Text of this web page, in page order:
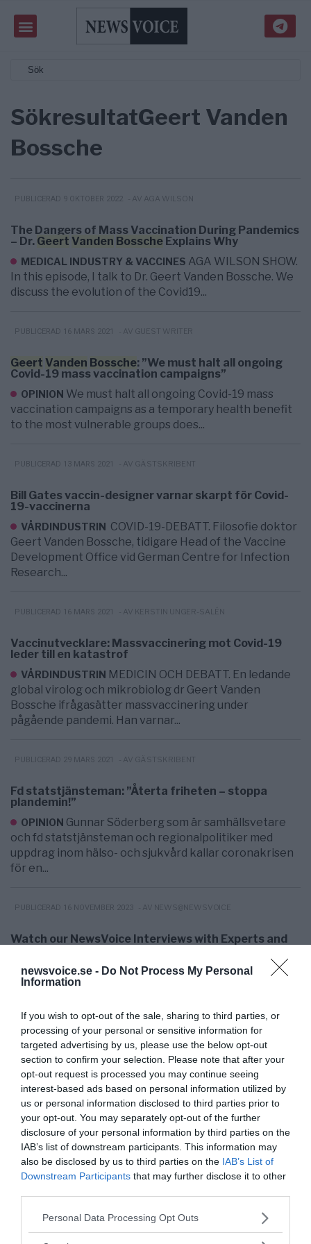
newsvoice.se - Do Not Process My Personal
Information
If you wish to opt-out of the sale, sharing to third parties, or
processing of your personal or sensitive information for
targeted advertising by us, please use the below opt-out
section to confirm your selection. Please note that after your
opt-out request is processed you may continue seeing
interest-based ads based on personal information utilized by
us or personal information disclosed to third parties prior to
your opt-out. You may separately opt-out of the further
disclosure of your personal information by third parties on the
IAB’s list of downstream participants. This information may
also be disclosed by us to third parties on the IAB’s List of
Downstream Participants that may further disclose it to other
Please note that this website/app uses one or more Google
Personal Data Processing Opt Outs
SökresultatGeert Vanden
Bossche
PUBLICERAD 9 OKTOBER 2022 - AV AGA WILSON
The Dangers of Mass Vaccination During Pandemics
– Dr. Geert Vanden Bossche Explains Why
MEDICAL INDUSTRY & VACCINES AGA WILSON SHOW.
In this episode, I talk to Dr. Geert Vanden Bossche. We
discuss the evolution of the Covid19...
PUBLICERAD 16 MARS 2021 - AV GUEST WRITER
Geert Vanden Bossche: ”We must halt all ongoing
Covid-19 mass vaccination campaigns”
OPINION We must halt all ongoing Covid-19 mass
vaccination campaigns as a temporary health benefit
to the most vulnerable groups does...
PUBLICERAD 13 MARS 2021 - AV GÄSTSKRIBENT
Bill Gates vaccin-designer varnar skarpt för Covid-
19-vaccinerna
VÅRDINDUSTRIN COVID-19-DEBATT. Filosofie doktor
Geert Vanden Bossche, tidigare Head of the Vaccine
Development Office vid German Centre for Infection
Research...
PUBLICERAD 16 MARS 2021 - AV KERSTIN UNGER-SALÉN
Vaccinutvecklare: Massvaccinering mot Covid-19
leder till en katastrof
VÅRDINDUSTRIN MEDICIN OCH DEBATT. En ledande
global virolog och mikrobiolog dr Geert Vanden
Bossche ifrågasätter massvaccinering under
pågående pandemi. Han varnar...
PUBLICERAD 29 MARS 2021 - AV GÄSTSKRIBENT
Fd statstjänsteman: ”Återta friheten – stoppa
plandemin!”
OPINION Gunnar Söderberg som är samhällsvetare
och fd statstjänsteman och regionalpolitiker med
uppdrag inom hälso- och sjukvård kallar coronakrisen
för en...
PUBLICERAD 16 NOVEMBER 2023 - AV NEWS@NEWSVOICE
Watch our NewsVoice Interviews with Experts and
OPINIONWatch our sought-after NewsVoice
interviews and video recordings with experts and
PUBLICERAD 16 MARS 2021 - AV LARS BERN
Lars Bern: Vad du kan göra mot Covid-19 och
riskerna med vaccin
VÅRDINDUSTRINLars Bern klargör i en
egenproducerad video om hur ryktet om
hydroxoklorokin, som framgångsrikt används mot
Covid-19, förstördes med syftet...
Dr. Robert Malone: Engaging the Military into the
Global Vaccination Agenda has been a Great Failure